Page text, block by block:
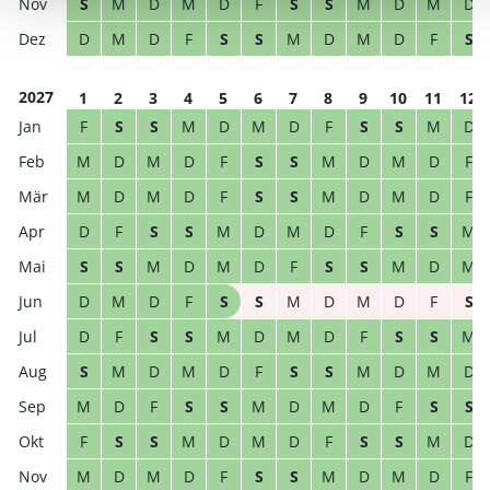
D
M D F S S M D M D F S
2027 1 2 3 4 5 6 7 8 9 10 11
12
F
S S M D M D F S S M
D
M
D M D F S S M D M D
F
M
D M D F S S M D M D
F
D
F S S M D M D F S S
M
S
S M D M D F S S M D
M
D
M D F S S M D M D F
S
D
F S S M D M D F S S
M
S
M D M D F S S M D M
D
M
D F S S M D M D F S
S
F
S S M D M D F S S M
D
M
D M D F S S M D M D F